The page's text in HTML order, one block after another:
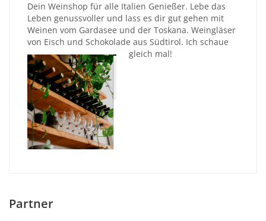
Dein Weinshop für alle Italien Genießer. Lebe das
Leben genussvoller und lass es dir gut gehen mit
Weinen vom Gardasee und der Toskana. Weingläser
von Eisch und Schokolade aus Südtirol. Ich schaue
gleich mal!
Partner